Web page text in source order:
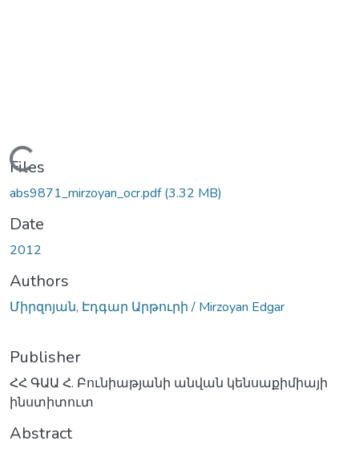
Loading...
Files
abs9871_mirzoyan_ocr.pdf(3.32 MB)
Date
2012
Authors
Միրզոյան, Էդգար Արթուրի / Mirzoyan Edgar
Publisher
ՀՀ ԳԱԱ Հ. Բունիաթյանի անվան կենսաքիմիայի
ինստիտուտ
Abstract